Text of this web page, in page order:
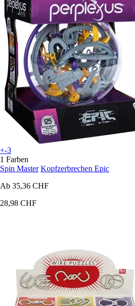
+-3
1 Farben
Spin Master Kopfzerbrechen Epic
Ab 35,36 CHF
28,98 CHF